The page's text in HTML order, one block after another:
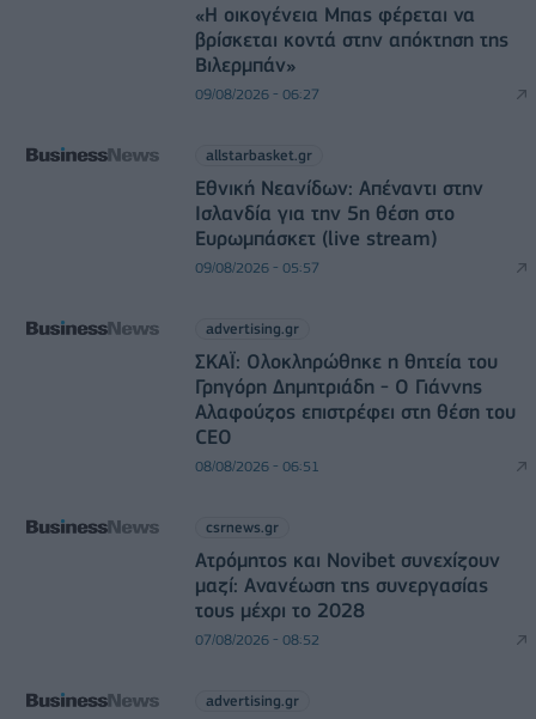
«Η οικογένεια Μπας φέρεται να
βρίσκεται κοντά στην απόκτηση της
Βιλερμπάν»
09/08/2026 - 06:27
allstarbasket.gr
Εθνική Νεανίδων: Απέναντι στην
Ισλανδία για την 5η θέση στο
Ευρωμπάσκετ (live stream)
09/08/2026 - 05:57
advertising.gr
ΣΚΑΪ: Ολοκληρώθηκε η θητεία του
Γρηγόρη Δημητριάδη - Ο Γιάννης
Αλαφούζος επιστρέφει στη θέση του
CEO
08/08/2026 - 06:51
csrnews.gr
Ατρόμητος και Novibet συνεχίζουν
μαζί: Ανανέωση της συνεργασίας
τους μέχρι το 2028
07/08/2026 - 08:52
advertising.gr